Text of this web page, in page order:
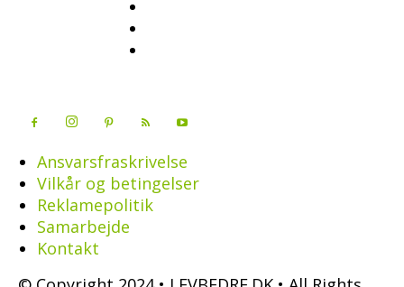
Ansvarsfraskrivelse
Vilkår og betingelser
Reklamepolitik
Samarbejde
Kontakt